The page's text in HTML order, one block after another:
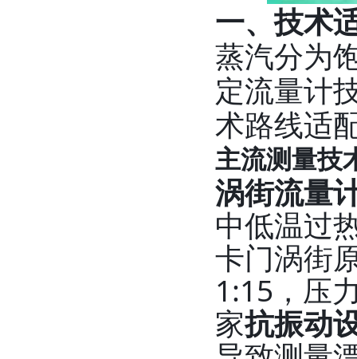
一、技术
蒸汽分为
定流量计
术路线适
主流测量技
涡街流量
中低温过
卡门涡街
1:15，压
家抗振动